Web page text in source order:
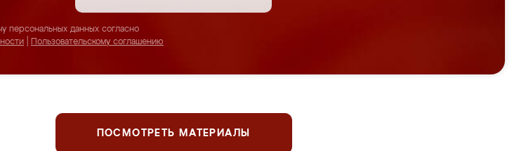
персональных данных согласно
Пользовательскому соглашению
ПОСМОТРЕТЬ МАТЕРИАЛЫ